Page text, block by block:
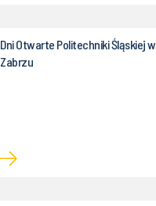
Dni Otwarte Politechniki Śląskiej w
Zabrzu